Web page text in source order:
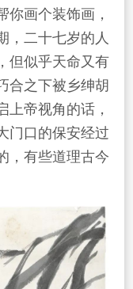
你画个装饰画，
，二十七岁的人
但似乎天命又有
合之下被乡绅胡
上帝视角的话，
门口的保安经过
，有些道理古今